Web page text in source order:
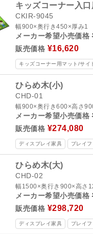
キッズコーナー入
CKIR-9045
幅900×奥行き450×厚み1
メーカー希望小売価格
販売価格 ¥16,620
キッズコーナー用マット/サイ
ひらめ木(小)
CHD-01
幅900×奥行き600×高さ
メーカー希望小売価格
販売価格 ¥274,080
ディスプレイ家具 プレイ
ひらめ木(大)
CHD-02
幅1500×奥行き900×高さ
メーカー希望小売価格
販売価格 ¥298,720
ディスプレイ家具 プレイ